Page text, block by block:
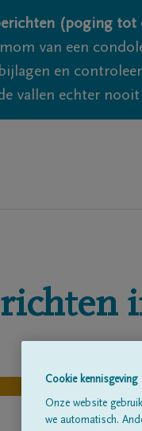
(poging
van een
en
vallen echter
Cookie kennisgeving
Onze website
we automatisch.